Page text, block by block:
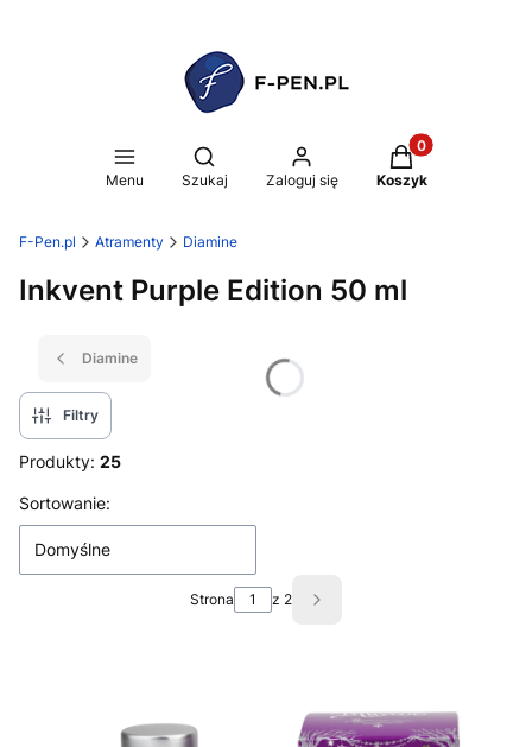
Menu
Otwórz wyszukiwarkę
Szukaj Zaloguj się
Produkty w
Koszyk
F-Pen.pl Atramenty Diamine
Inkvent Purple Edition 50 ml
Diamine
Filtry
Produkty: 25
Lista produktów
Sortowanie:
Domyślne
Strona z 2 Następne produkty